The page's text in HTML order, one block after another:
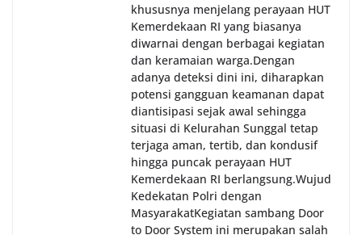
khususnya menjelang perayaan HUT
Kemerdekaan RI yang biasanya
diwarnai dengan berbagai kegiatan
dan keramaian warga.‎‎Dengan
adanya deteksi dini ini, diharapkan
potensi gangguan keamanan dapat
diantisipasi sejak awal sehingga
situasi di Kelurahan Sunggal tetap
terjaga aman, tertib, dan kondusif
hingga puncak perayaan HUT
Kemerdekaan RI berlangsung.‎‎Wujud
Kedekatan Polri dengan
Masyarakat‎Kegiatan sambang Door
to Door System ini merupakan salah